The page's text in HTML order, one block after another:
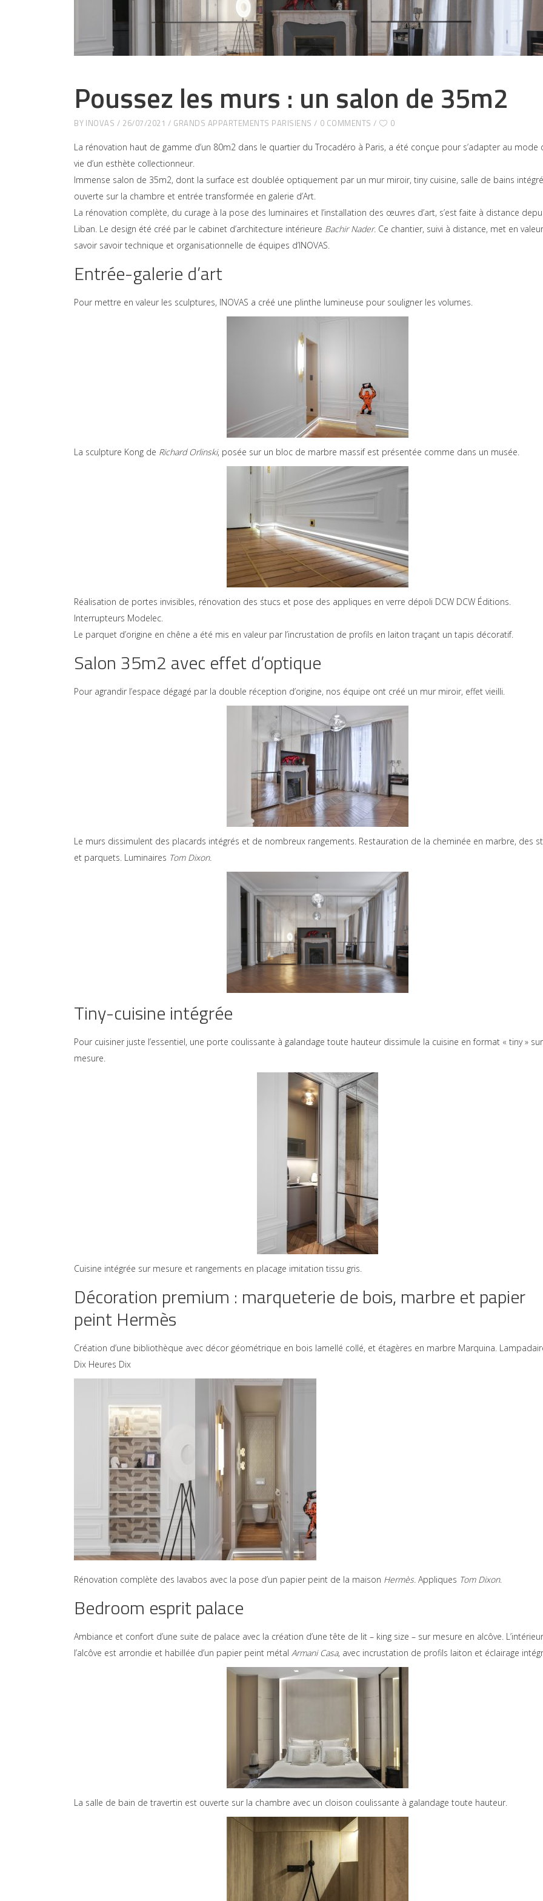
Poussez les murs : un salon de 35m2
BY INOVAS 26/07/2021 GRANDS APPARTEMENTS PARISIENS 0 COMMENTS 0
La rénovation haut de gamme d’un 80m2 dans le quartier du Trocadéro à Paris, a été conçue pour s’adapter au mode
vie d’un esthète collectionneur.
Immense salon de 35m2, dont la surface est doublée optiquement par un mur miroir, tiny cuisine, salle de bains
ouverte sur la chambre et entrée transformée en galerie d’Art.
La rénovation complète, du curage à la pose des luminaires et l’installation des œuvres d’art, s’est faite à distance
Liban. Le design été créé par le cabinet d’architecture intérieure Bachir Nader. Ce chantier, suivi à distance, met en
savoir savoir technique et organisationnelle de équipes d’INOVAS.
Entrée-galerie d’art
Pour mettre en valeur les sculptures, INOVAS a créé une plinthe lumineuse pour souligner les volumes.
La sculpture Kong de Richard Orlinski, posée sur un bloc de marbre massif est présentée comme dans un musée.
Réalisation de portes invisibles, rénovation des stucs et pose des appliques en verre dépoli DCW DCW Éditions.
Interrupteurs Modelec.
Le parquet d’origine en chêne a été mis en valeur par l’incrustation de profils en laiton traçant un tapis décoratif.
Salon 35m2 avec effet d’optique
Pour agrandir l’espace dégagé par la double réception d’origine, nos équipe ont créé un mur miroir, effet vieilli.
Le murs dissimulent des placards intégrés et de nombreux rangements. Restauration de la cheminée en marbre, des
et parquets. Luminaires Tom Dixon.
Tiny-cuisine intégrée
Pour cuisiner juste l’essentiel, une porte coulissante à galandage toute hauteur dissimule la cuisine en format « tiny » sur
mesure.
Cuisine intégrée sur mesure et rangements en placage imitation tissu gris.
Décoration premium : marqueterie de bois, marbre et papier
peint Hermès
Création d’une bibliothèque avec décor géométrique en bois lamellé collé, et étagères en marbre Marquina.
Dix Heures Dix
Rénovation complète des lavabos avec la pose d’un papier peint de la maison Hermès. Appliques Tom Dixon.
Bedroom esprit palace
Ambiance et confort d’une suite de palace avec la création d’une tête de lit – king size – sur mesure en alcôve.
l’alcôve est arrondie et habillée d’un papier peint métal Armani Casa, avec incrustation de profils laiton et éclairage
La salle de bain de travertin est ouverte sur la chambre avec un cloison coulissante à galandage toute hauteur.